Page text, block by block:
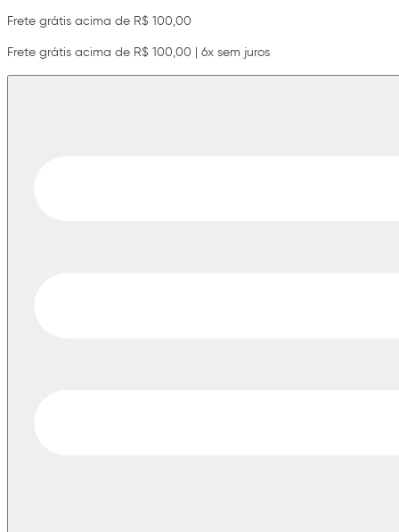
Frete grátis acima de R$ 100,00
Frete grátis acima de R$ 100,00 | 6x sem juros